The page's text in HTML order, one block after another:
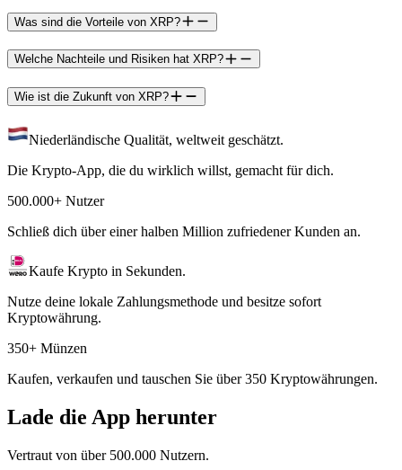
Was sind die Vorteile von XRP?
Welche Nachteile und Risiken hat XRP?
Wie ist die Zukunft von XRP?
Niederländische Qualität, weltweit geschätzt.
Die Krypto-App, die du wirklich willst, gemacht für dich.
500.000+ Nutzer
Schließ dich über einer halben Million zufriedener Kunden an.
Kaufe Krypto in Sekunden.
Nutze deine lokale Zahlungsmethode und besitze sofort
Kryptowährung.
350+ Münzen
Kaufen, verkaufen und tauschen Sie über 350 Kryptowährungen.
Lade die App herunter
Vertraut von über 500.000 Nutzern.